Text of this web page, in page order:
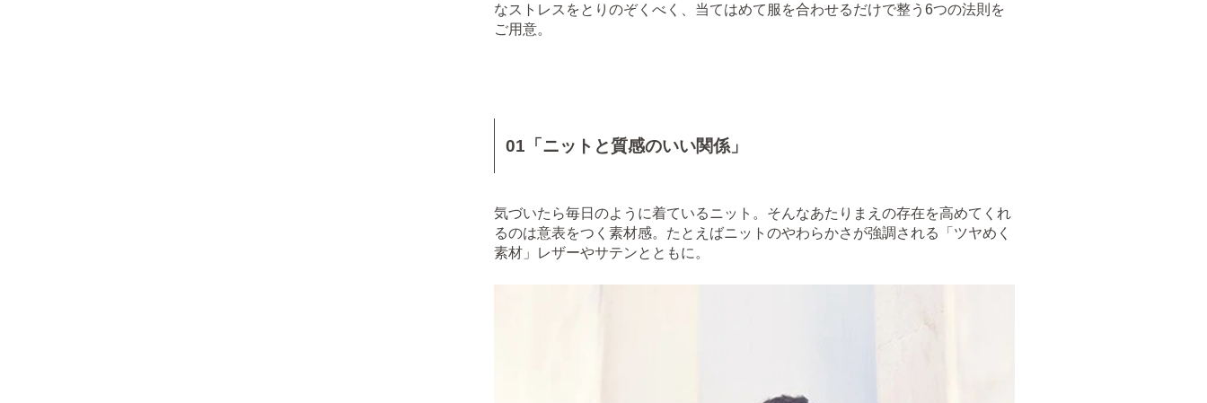
なストレスをとりのぞくべく、当てはめて服を合わせるだけで整う6つの法則を
ご用意。
01「ニットと質感のいい関係」
気づいたら毎日のように着ているニット。そんなあたりまえの存在を高めてくれ
るのは意表をつく素材感。たとえばニットのやわらかさが強調される「ツヤめく
素材」レザーやサテンとともに。